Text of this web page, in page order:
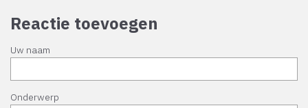
Reactie toevoegen
Uw naam
Onderwerp